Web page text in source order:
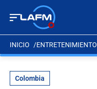
INICIO ENTRETENIMIENTO
Colombia